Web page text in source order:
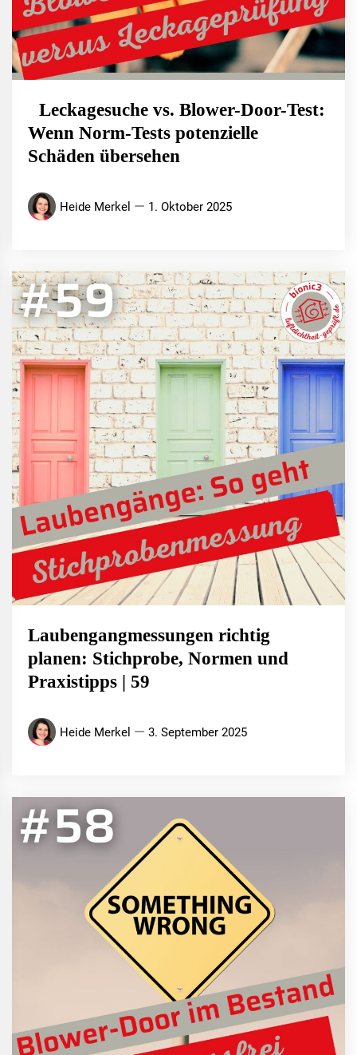
Leckagesuche vs. Blower-Door-Test:
Wenn Norm-Tests potenzielle
Schäden übersehen
Heide Merkel 1. Oktober 2025
Laubengangmessungen richtig
planen: Stichprobe, Normen und
Praxistipps | 59
Heide Merkel 3. September 2025